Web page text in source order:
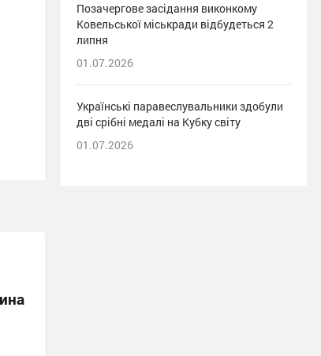
Позачергове засідання виконкому
Ковельської міськради відбудеться 2
липня
01.07.2026
Українські паравеслувальники здобули
дві срібні медалі на Кубку світу
01.07.2026